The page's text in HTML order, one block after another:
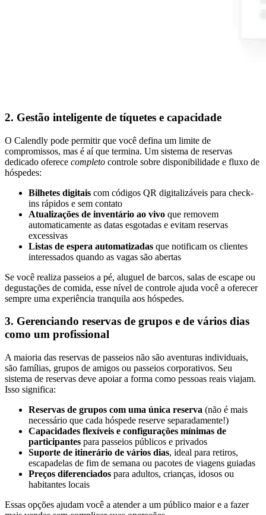
2. Gestão inteligente de tíquetes e capacidade
O Calendly pode permitir que você defina um limite de
compromissos, mas é aí que termina. Um sistema de reservas
dedicado oferece completo controle sobre disponibilidade e fluxo de
hóspedes:
Bilhetes digitais com códigos QR digitalizáveis para check-
ins rápidos e sem contato
Atualizações de inventário ao vivo que removem
automaticamente as datas esgotadas e evitam reservas
excessivas
Listas de espera automatizadas que notificam os clientes
interessados quando as vagas são abertas
Se você realiza passeios a pé, aluguel de barcos, salas de escape ou
degustações de comida, esse nível de controle ajuda você a oferecer
sempre uma experiência tranquila aos hóspedes.
3. Gerenciando reservas de grupos e de vários dias
como um profissional
A maioria das reservas de passeios não são aventuras individuais,
são famílias, grupos de amigos ou passeios corporativos. Seu
sistema de reservas deve apoiar a forma como pessoas reais viajam.
Isso significa:
Reservas de grupos com uma única reserva (não é mais
necessário que cada hóspede reserve separadamente!)
Capacidades flexíveis e configurações mínimas de
participantes para passeios públicos e privados
Suporte de itinerário de vários dias, ideal para retiros,
escapadelas de fim de semana ou pacotes de viagens guiadas
Preços diferenciados para adultos, crianças, idosos ou
habitantes locais
Essas opções ajudam você a atender a um público maior e a fazer